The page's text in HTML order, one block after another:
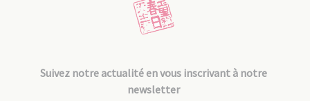
Suivez notre actualité en vous inscrivant à notre
newsletter